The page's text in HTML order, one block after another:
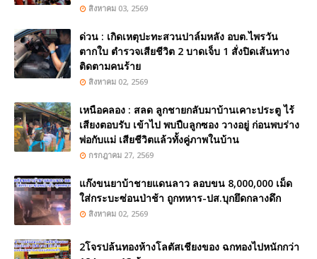
สิงหาคม 03, 2569
ด่วน : เกิดเหตุปะทะสวนปาล์มหลัง อบต.ไพรวัน
ตากใบ ตำรวจเสียชีวิต 2 บาดเจ็บ 1 สั่งปิดเส้นทาง
ติดตามคนร้าย
สิงหาคม 02, 2569
เหนือคลอง : สลด ลูกชายกลับมาบ้านเคาะประตู ไร้
เสียงตอบรับ เข้าไป พบปืuลูกซอง วางอยู่ ก่อนพบร่าง
พ่อกับแม่ เสียชีวิตแล้วทั้งคู่ภาพในบ้าน
กรกฎาคม 27, 2569
แก๊งขนยาบ้าชายแดนลาว ลอบขน 8,000,000 เม็ด
ใส่กระบะซ่อนป่าช้า ถูกทหาร-ปส.บุกยึดกลางดึก
สิงหาคม 02, 2569
2โจรปล้นทองห้างโลตัสเชียงของ ฉกทองไปหนักกว่า